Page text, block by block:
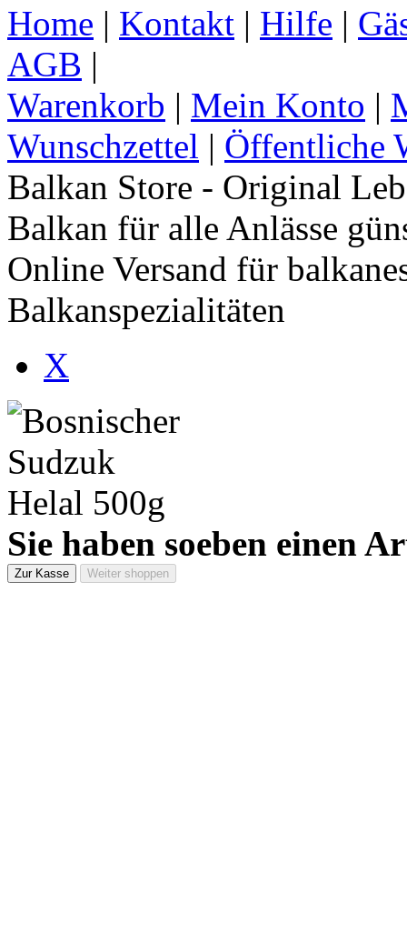
Home | Kontakt | Hilfe |
AGB |
Warenkorb | Mein Konto |
Wunschzettel | Öffentliche
Balkan Store - Original
Balkan für alle Anlässe
Online Versand für
Balkanspezialitäten
X
Sie haben soeben einen